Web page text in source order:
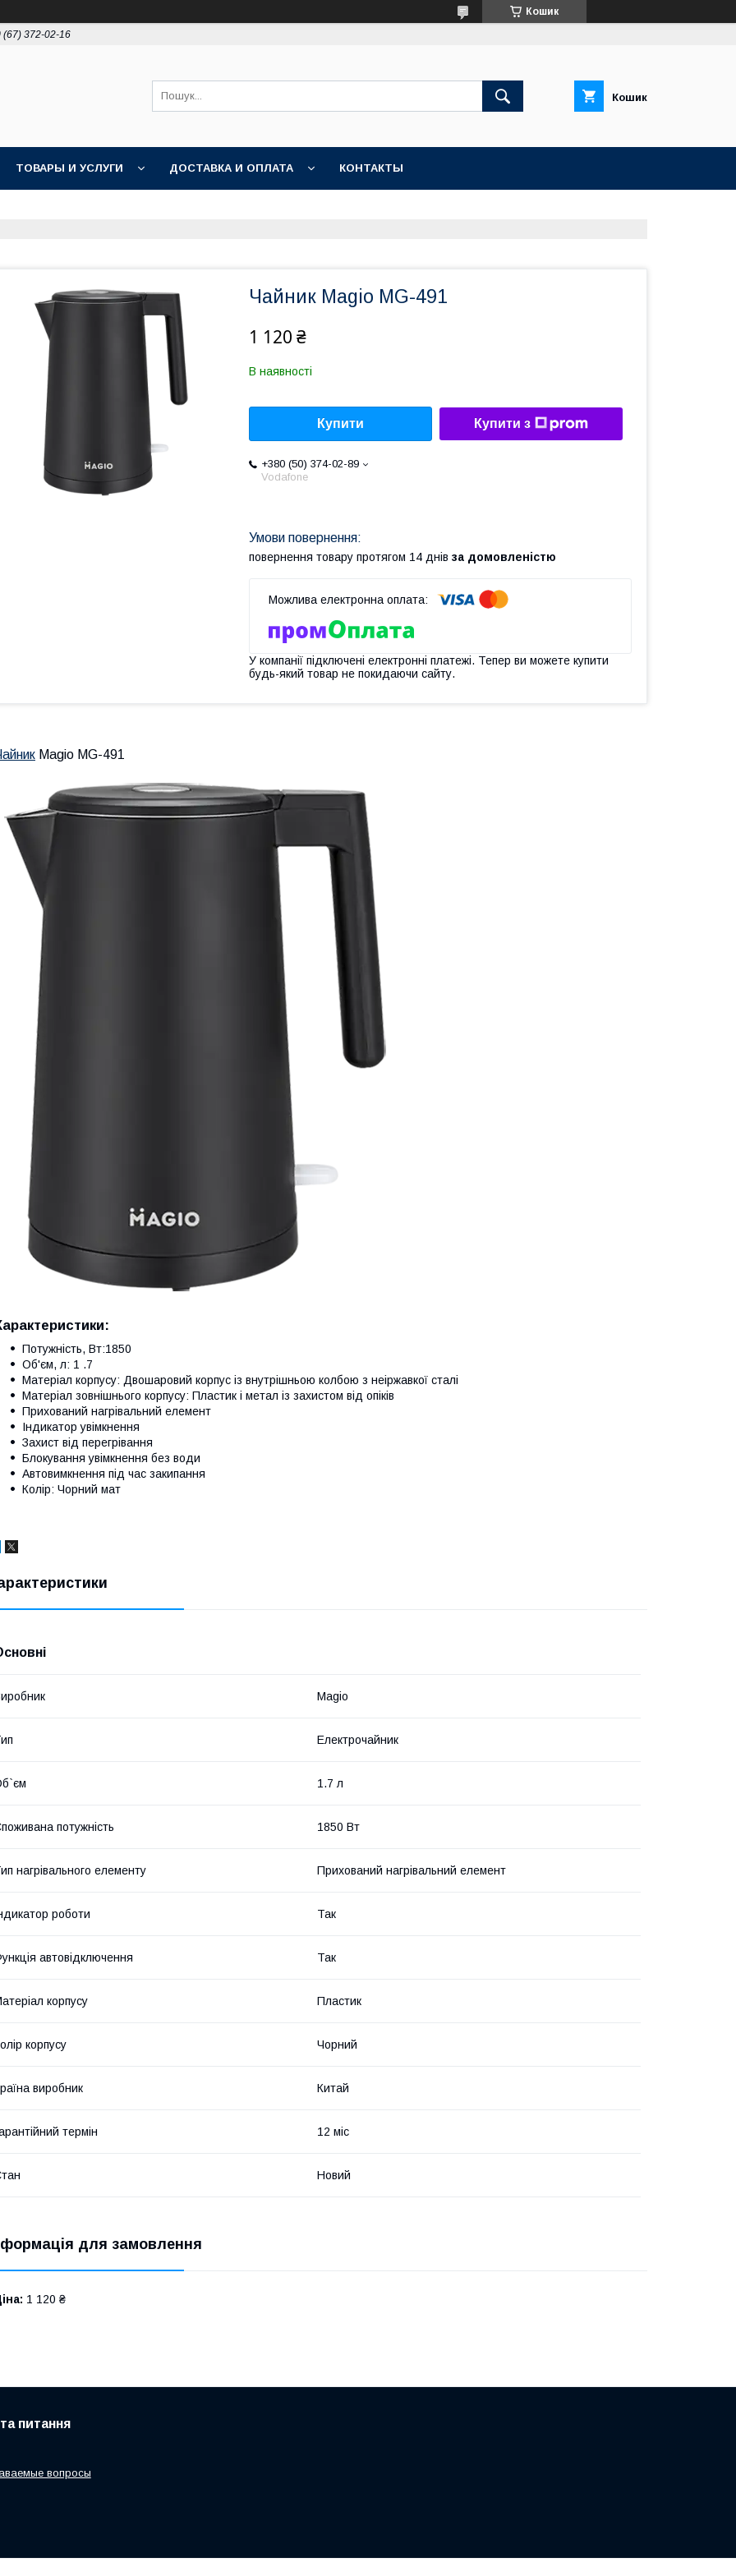
Кошик
(67) 372-02-16
Кошик
ТОВАРЫ И УСЛУГИ ДОСТАВКА И ОПЛАТА КОНТАКТЫ
Чайник Magio MG-491
1 120 ₴
В наявності
Купити Купити з
+380 (50) 374-02-89
Vodafone
повернення товару протягом 14 днів за домовленістю
У компанії підключені електронні платежі. Тепер ви можете купити
будь-який товар не покидаючи сайту.
Magio MG-491
Потужність, Вт:1850
Об'єм, л: 1 .7
Матеріал корпусу: Двошаровий корпус із внутрішньою колбою з неіржавкої сталі
Матеріал зовнішнього корпусу: Пластик і метал із захистом від опіків
Прихований нагрівальний елемент
Індикатор увімкнення
Захист від перегрівання
Блокування увімкнення без води
Автовимкнення під час закипання
Колір: Чорний мат
Magio
Електрочайник
1.7 л
потужність 1850 Вт
нагрівального елементу Прихований нагрівальний елемент
роботи Так
автовідключення Так
корпусу Пластик
корпусу Чорний
виробник Китай
термін 12 міс
Новий
для замовлення
1 120 ₴
питання
вопросы